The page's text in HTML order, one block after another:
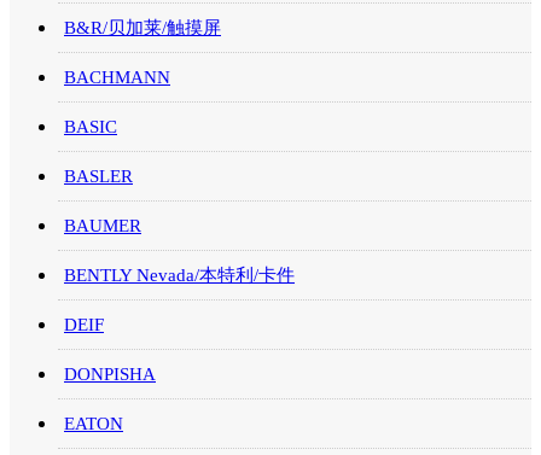
B&R/贝加莱/触摸屏
BACHMANN
BASIC
BASLER
BAUMER
BENTLY Nevada/本特利/卡件
DEIF
DONPISHA
EATON